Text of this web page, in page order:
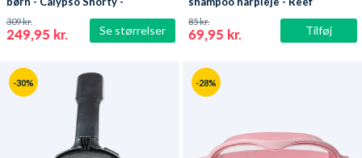
Se størrelser
Mørkeblå
249,95 kr.
309 kr.
Tilføj
69,95 kr.
85 kr.
-30% -28%